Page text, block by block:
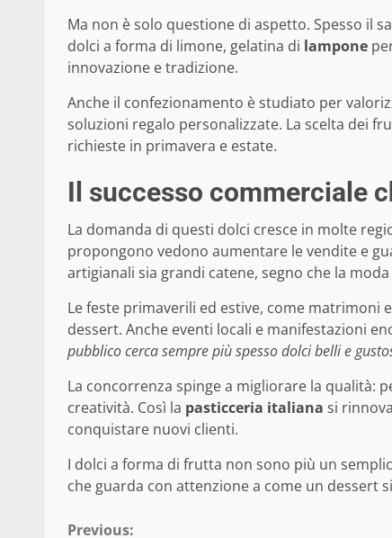
Ma non è solo questione di aspetto. Spesso il
dolci a forma di limone, gelatina di lampone
innovazione e tradizione.
Anche il confezionamento è studiato per
soluzioni regalo personalizzate. La scelta dei
richieste in primavera e estate.
Il successo commerciale
La domanda di questi dolci cresce in molte
propongono vedono aumentare le vendite e
artigianali sia grandi catene, segno che la
Le feste primaverili ed estive, come matrimoni
dessert. Anche eventi locali e manifestazioni
pubblico cerca sempre più spesso dolci belli e
La concorrenza spinge a migliorare la qualità:
creatività. Così la pasticceria italiana si
conquistare nuovi clienti.
I dolci a forma di frutta non sono più un
che guarda con attenzione a come un dessert
Previous: